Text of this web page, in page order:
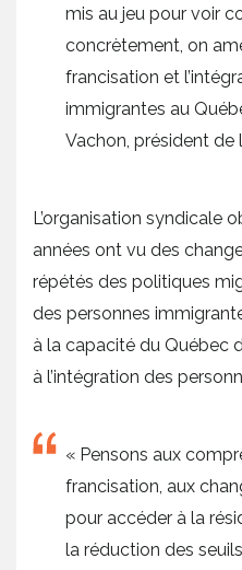
mis au jeu pour voir
concrètement, on
francisation et
immigrantes au
Vachon, président de
L’organisation syndicale
années ont vu des
répétés des politiques
des personnes
à la capacité du Québec
à l’intégration des
« Pensons aux
francisation, aux
pour accéder à la
la réduction des